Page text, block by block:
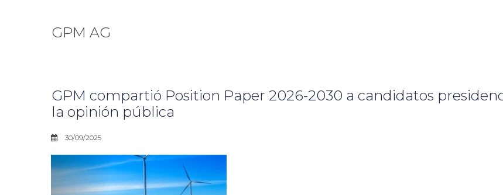
GPM AG
GPM compartió Position Paper 2026-2030 a candidatos
la opinión pública
30/09/2025